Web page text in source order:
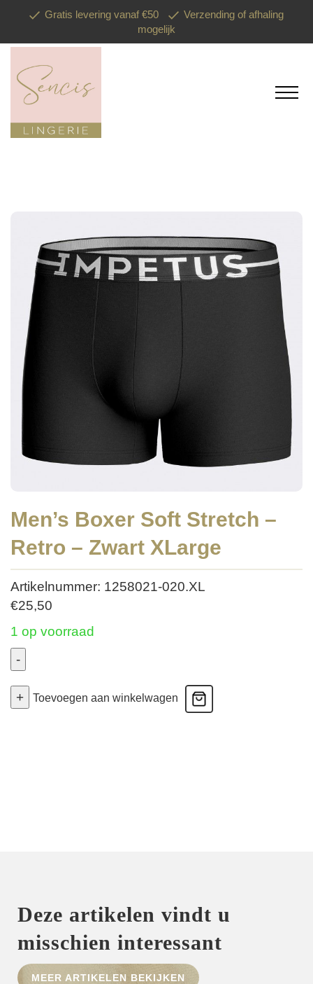
Gratis levering vanaf €50
Verzending of afhaling
mogelijk
HOME
Men’s Boxer Soft Stretch –
Retro – Zwart XLarge
Artikelnummer: 1258021-020.XL
€25,50
1 op voorraad
-
Boxer
+ Toevoegen aan winkelwagen
Deze artikelen vindt u
misschien interessant
MEER ARTIKELEN BEKIJKEN